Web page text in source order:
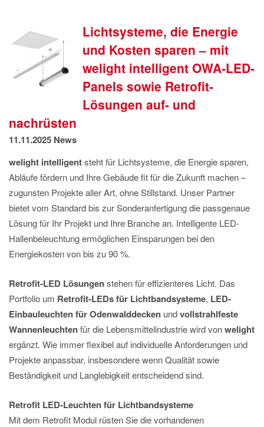
DATENSCHUTZLichtsysteme, die Energie
und Kosten sparen – mit
welight intelligent OWA-LED-
Panels sowie Retrofit-
Lösungen auf- und
nachrüsten
11.11.2025 News
welight intelligentsteht für Lichtsysteme, die Energie sparen,
Abläufe fördern und Ihre Gebäude fit für die Zukunft machen –
zugunsten Projekte aller Art, ohne Stillstand. Unser Partner
bietet vom Standard bis zur Sonderanfertigung die passgenaue
Lösung für Ihr Projekt und Ihre Branche an. Intelligente LED-
Hallenbeleuchtung ermöglichen Einsparungen bei den
Energiekosten von bis zu 90 %.
Retrofit-LED Lösungenstehen für effizienteres Licht. Das
Portfolio um Retrofit-LEDs für Lichtbandsysteme, LED-
Einbauleuchten für Odenwalddecken undvollstrahlfeste
Wannenleuchtenfür die Lebensmittelindustrie wird vonwelight
ergänzt. Wie immer flexibel auf individuelle Anforderungen und
Projekte anpassbar, insbesondere wenn Qualität sowie
Beständigkeit und Langlebigkeit entscheidend sind.
Retrofit LED-Leuchten für Lichtbandsysteme
Mit dem Retrofit Modul rüsten Sie die vorhandenen